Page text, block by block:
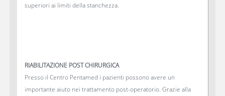
superiori ai limiti della stanchezza.
RIABILITAZIONE POST CHIRURGICA
Presso il Centro Pentamed i pazienti possono avere un
importante aiuto nei trattamento post-operatorio. Grazie alla